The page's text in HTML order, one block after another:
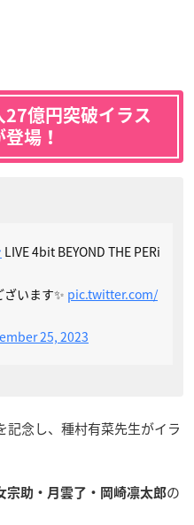
27億円突破イラス
場！
LIVE 4bit BEYOND THE PERi
います✨ pic.twitter.com/
25, 2023
記念し、種村有菜先生がイラ
宗助・月雲了・岡崎凛太郎の